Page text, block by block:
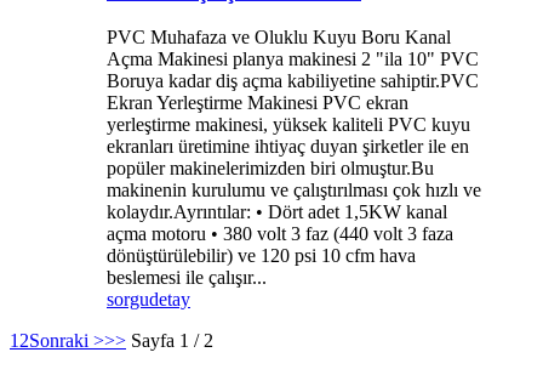
PVC Muhafaza ve Oluklu Kuyu Boru Kanal
Açma Makinesi planya makinesi 2 "ila 10" PVC
Boruya kadar diş açma kabiliyetine sahiptir.PVC
Ekran Yerleştirme Makinesi PVC ekran
yerleştirme makinesi, yüksek kaliteli PVC kuyu
ekranları üretimine ihtiyaç duyan şirketler ile en
popüler makinelerimizden biri olmuştur.Bu
makinenin kurulumu ve çalıştırılması çok hızlı ve
kolaydır.Ayrıntılar: • Dört adet 1,5KW kanal
açma motoru • 380 volt 3 faz (440 volt 3 faza
dönüştürülebilir) ve 120 psi 10 cfm hava
beslemesi ile çalışır...
sorgudetay
1 2Sonraki >>> Sayfa 1 / 2